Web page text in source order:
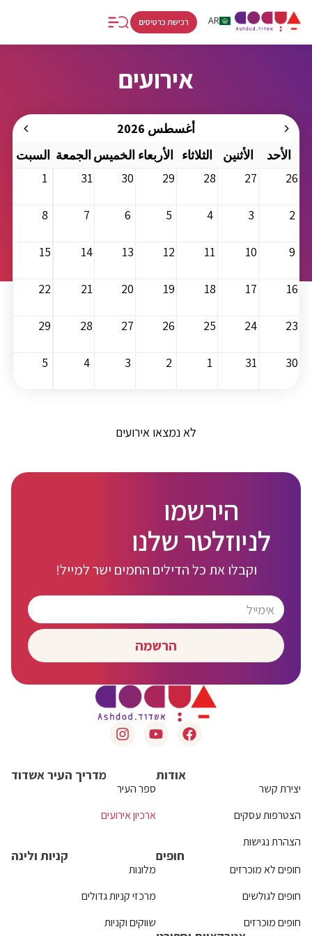
AR
HE
רכישת כרטיסים
אירועים
أغسطس 2026
الأحد
الأثنين الثلاثاء الأربعاء الخميس الجمعة السبت
26
27
28
29
30
31
1
2
3
4
5
6
7
8
9
10
11
12
13
14
15
16
17
18
19
20
21
22
23
24
25
26
27
28
29
30
31
1
2
3
4
5
לא נמצאו אירועים
הירשמו
לניוזלטר שלנו
וקבלו את כל הדילים החמים ישר למייל!
הרשמה
אודות
יצירת קשר
הצטרפות עסקים
הצהרת נגישות
מדריך העיר אשדוד
ספר העיר
ארכיון אירועים
חופים
חופים לא מוכרזים
חופים לגולשים
חופים מוכרזים
קניות ולינה
מלונות
מרכזי קניות גדולים
שווקים וקניות